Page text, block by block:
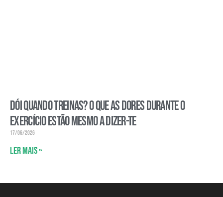
Dói quando treinas? O que as dores durante o
exercício estão mesmo a dizer-te
17/06/2026
Ler mais »